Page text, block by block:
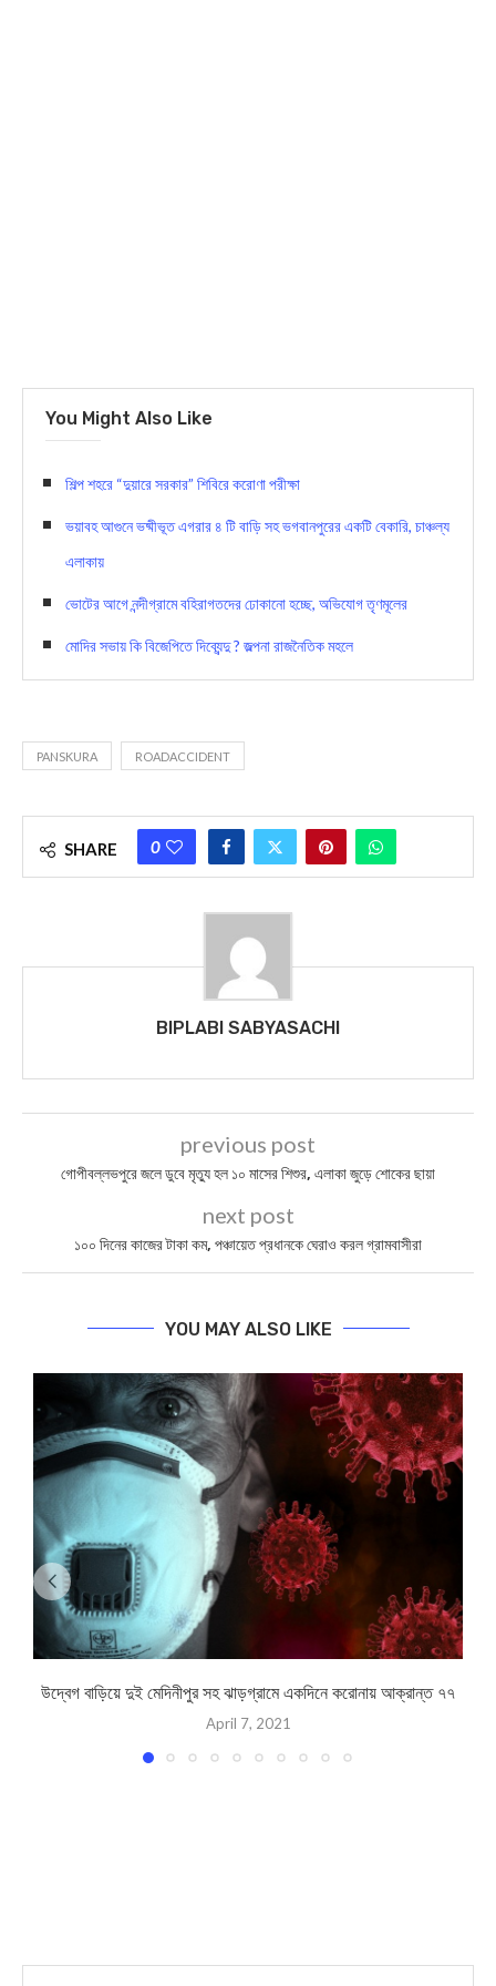
You Might Also Like
শিল্প শহরে “দুয়ারে সরকার” শিবিরে করোণা পরীক্ষা
ভয়াবহ আগুনে ভষ্মীভূত এগরার ৪ টি বাড়ি সহ ভগবানপুরের একটি বেকারি, চাঞ্চল্য
এলাকায়
ভোটের আগে নন্দীগ্রামে বহিরাগতদের ঢোকানো হচ্ছে, অভিযোগ তৃণমূলের
মোদির সভায় কি বিজেপিতে দিব্যেন্দু ? জল্পনা রাজনৈতিক মহলে
PANSKURA ROADACCIDENT
SHARE 0
BIPLABI SABYASACHI
previous post
গোপীবল্লভপুরে জলে ডুবে মৃত্যু হল ১০ মাসের শিশুর, এলাকা জুড়ে শোকের ছায়া
next post
১০০ দিনের কাজের টাকা কম, পঞ্চায়েত প্রধানকে ঘেরাও করল গ্রামবাসীরা
YOU MAY ALSO LIKE
উদ্বেগ বাড়িয়ে দুই মেদিনীপুর সহ ঝাড়গ্রামে একদিনে করোনায় আক্রান্ত ৭৭
April 7, 2021